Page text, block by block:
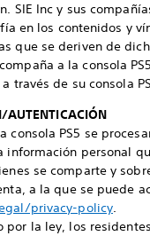
SIE Inc y sus
en los contenidos y
que se deriven de
a la consola
través de su consola
AUTENTICACIÓN
consola PS5 se
información personal
se comparte y
a la que se puede
privacy-policy.
la ley, los